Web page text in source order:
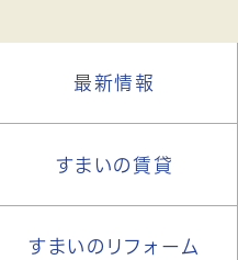
最新情報
すまいの賃貸
すまいのリフォーム